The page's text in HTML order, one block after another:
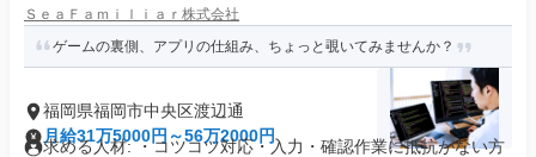
ＳｅａＦａｍｉｌｉａｒ株式会社
ゲームの裏側、アプリの仕組み、ちょっと覗いてみませんか？
福岡県福岡市中央区渡辺通
月給31万5000円～56万2000円
求める人材: ・コツコツ対応・入力・確認作業に抵抗がない方